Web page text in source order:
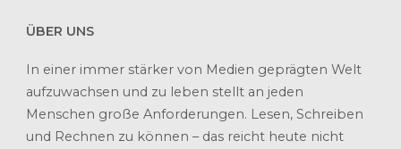
ÜBER UNS
In einer immer stärker von Medien geprägten Welt
aufzuwachsen und zu leben stellt an jeden
Menschen große Anforderungen. Lesen, Schreiben
und Rechnen zu können – das reicht heute nicht